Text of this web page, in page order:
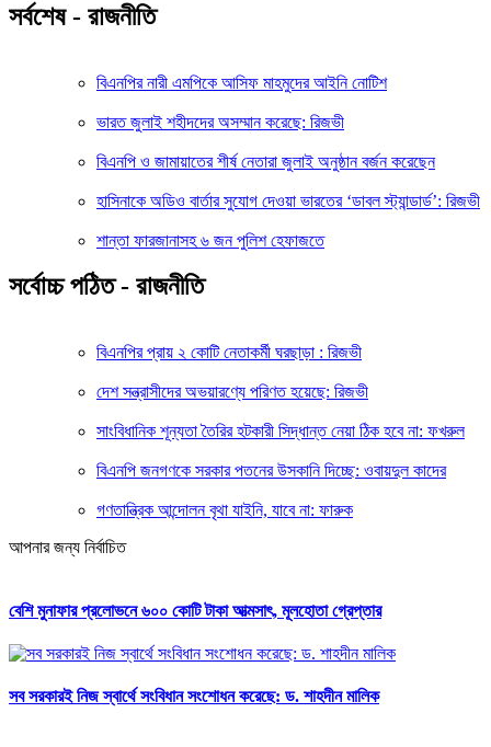
সর্বশেষ - রাজনীতি
বিএনপির নারী এমপিকে আসিফ মাহমুদের আইনি নোটিশ
ভারত জুলাই শহীদদের অসম্মান করেছে: রিজভী
বিএনপি ও জামায়াতের শীর্ষ নেতারা জুলাই অনুষ্ঠান বর্জন করেছেন
হাসিনাকে অডিও বার্তার সুযোগ দেওয়া ভারতের ‘ডাবল স্ট্যান্ডার্ড’: রিজভী
শান্তা ফারজানাসহ ৬ জন পুলিশ হেফাজতে
সর্বোচ্চ পঠিত - রাজনীতি
বিএনপির প্রায় ২ কোটি নেতাকর্মী ঘরছাড়া : রিজভী
দেশ সন্ত্রাসীদের অভয়ারণ্যে পরিণত হয়েছে: রিজভী
সাংবিধানিক শূন্যতা তৈরির হটকারী সিদ্ধান্ত নেয়া ঠিক হবে না: ফখরুল
বিএনপি জনগণকে সরকার পতনের উসকানি দিচ্ছে: ওবায়দুল কাদের
গণতান্ত্রিক আন্দোলন বৃথা যাইনি, যাবে না: ফারুক
আপনার জন্য নির্বাচিত
বেশি মুনাফার প্রলোভনে ৬০০ কোটি টাকা আত্মসাৎ, মূলহোতা গ্রেপ্তার
সব সরকারই নিজ স্বার্থে সংবিধান সংশোধন করেছে: ড. শাহদীন মালিক